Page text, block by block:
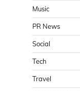
Music
PR News
Social
Tech
Travel